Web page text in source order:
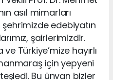
asıl mimarları
edebiyatın
şairlerimizdir.
Türkiye’mize hayırlı
için yepyeni
Bu ünvan bizler